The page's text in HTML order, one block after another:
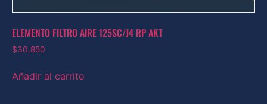
ELEMENTO FILTRO AIRE 125SC/J4 RP AKT
$30,850
Añadir al carrito